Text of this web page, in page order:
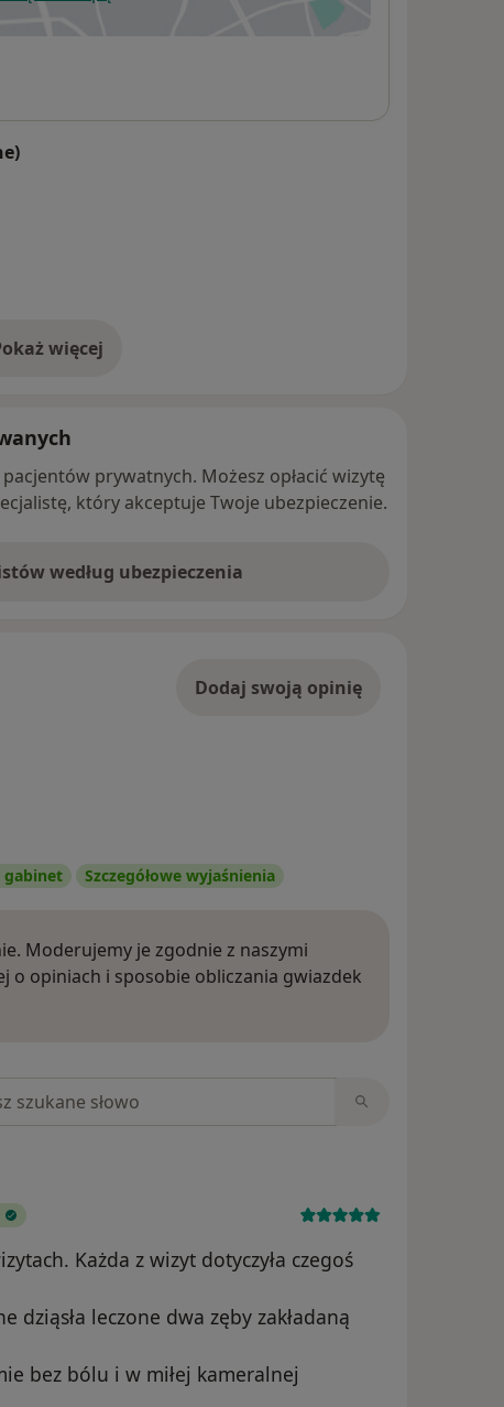
więcej
o adresie
prywatnych. Możesz opłacić wizytę
który akceptuje Twoje ubezpieczenie.
według ubezpieczenia
Dodaj swoją opinię
gabinet Szczegółowe wyjaśnienia
Moderujemy je zgodnie z naszymi
o opiniach i sposobie obliczania gwiazdek
w opiniach
Każda z wizyt dotyczyła czegoś
dziąsła leczone dwa zęby zakładaną
bez bólu i w miłej kameralnej